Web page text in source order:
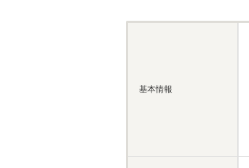
基本情報